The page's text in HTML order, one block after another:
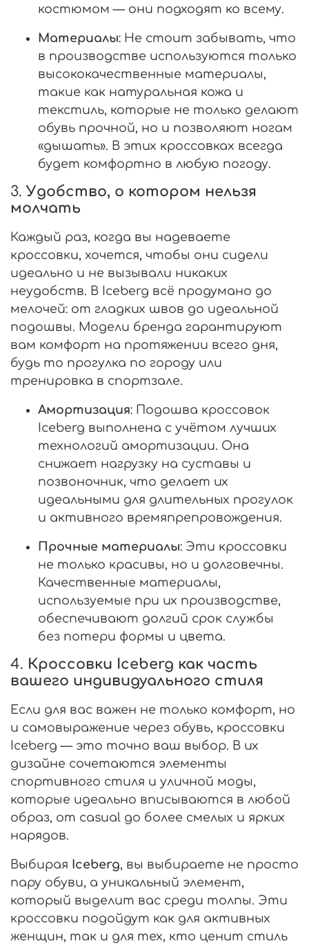
костюмом — они подходят ко всему.
Материалы: Не стоит забывать, что
в производстве используются только
высококачественные материалы,
такие как натуральная кожа и
текстиль, которые не только делают
обувь прочной, но и позволяют ногам
«дышать». В этих кроссовках всегда
будет комфортно в любую погоду.
3. Удобство, о котором нельзя
молчать
Каждый раз, когда вы надеваете
кроссовки, хочется, чтобы они сидели
идеально и не вызывали никаких
неудобств. В Iceberg всё продумано до
мелочей: от гладких швов до идеальной
подошвы. Модели бренда гарантируют
вам комфорт на протяжении всего дня,
будь то прогулка по городу или
тренировка в спортзале.
Амортизация: Подошва кроссовок
Iceberg выполнена с учётом лучших
технологий амортизации. Она
снижает нагрузку на суставы и
позвоночник, что делает их
идеальными для длительных прогулок
и активного времяпрепровождения.
Прочные материалы: Эти кроссовки
не только красивы, но и долговечны.
Качественные материалы,
используемые при их производстве,
обеспечивают долгий срок службы
без потери формы и цвета.
4. Кроссовки Iceberg как часть
вашего индивидуального стиля
Если для вас важен не только комфорт, но
и самовыражение через обувь, кроссовки
Iceberg — это точно ваш выбор. В их
дизайне сочетаются элементы
спортивного стиля и уличной моды,
которые идеально вписываются в любой
образ, от casual до более смелых и ярких
нарядов.
Выбирая Iceberg, вы выбираете не просто
пару обуви, а уникальный элемент,
который выделит вас среди толпы. Эти
кроссовки подойдут как для активных
женщин, так и для тех, кто ценит стиль